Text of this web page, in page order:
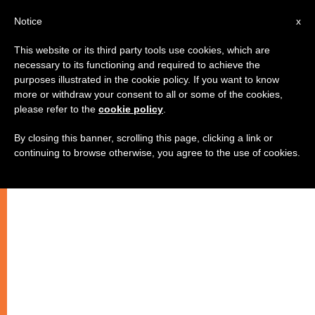
حواء وتفاحة العراق
–
x
Notice
This website or its third party tools use cookies, which are
necessary to its functioning and required to achieve the
purposes illustrated in the cookie policy. If you want to know
more or withdraw your consent to all or some of the cookies,
please refer to the cookie policy
By closing this banner, scrolling this page, clicking a link or
continuing to browse otherwise, you agree to the use of cookies.